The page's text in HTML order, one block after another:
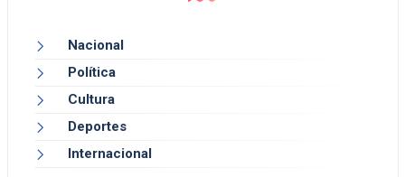
Nacional
Política
Cultura
Deportes
Internacional